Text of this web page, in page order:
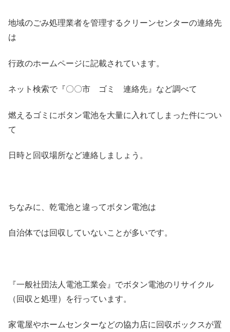
地域のごみ処理業者を管理するクリーンセンターの連絡先
は
行政のホームページに記載されています。
ネット検索で『〇〇市 ゴミ 連絡先』など調べて
燃えるゴミにボタン電池を大量に入れてしまった件につい
て
日時と回収場所など連絡しましょう。
ちなみに、乾電池と違ってボタン電池は
自治体では回収していないことが多いです。
『一般社団法人電池工業会』でボタン電池のリサイクル
（回収と処理）を行っています。
家電屋やホームセンターなどの協力店に回収ボックスが置